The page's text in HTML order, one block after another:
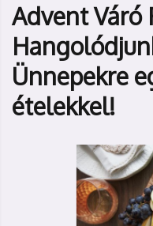
Advent Váró
Ünnepekre
ételekkel!